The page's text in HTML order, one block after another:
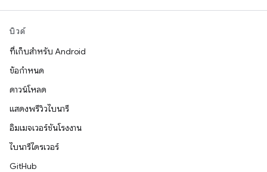
บิวด์
ที่เก็บสำหรับ Android
ข้อกำหนด
ดาวน์โหลด
แสดงพรีวิวไบนารี
อิมเมจเวอร์ชันโรงงาน
ไบนารีไดรเวอร์
GitHub